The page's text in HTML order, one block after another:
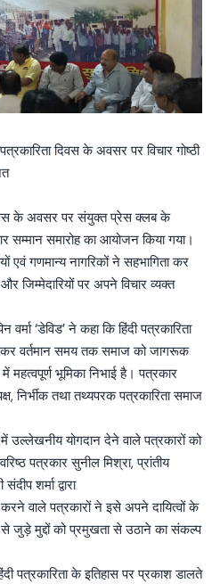
दिवस के अवसर पर विचार गोष्ठी
के अवसर पर संयुक्त प्रेस क्लब के
सम्मान समारोह का आयोजन किया गया।
एवं गणमान्य नागरिकों ने सहभागिता कर
जिम्मेदारियों पर अपने विचार व्यक्त
‘डेविड’ ने कहा कि हिंदी पत्रकारिता
वर्तमान समय तक समाज को जागरूक
भूमिका निभाई है। पत्रकार
निर्भीक तथा तथ्यपरक पत्रकारिता समाज
उल्लेखनीय योगदान देने वाले पत्रकारों को
पत्रकार सुनील मिश्रा, प्रांतीय
शर्मा द्वारा
करने वाले पत्रकारों ने इसे अपने दायित्वों के
से जुड़े मुद्दों को प्रमुखता से उठाने का संकल्प
पत्रकारिता के इतिहास पर प्रकाश डालते